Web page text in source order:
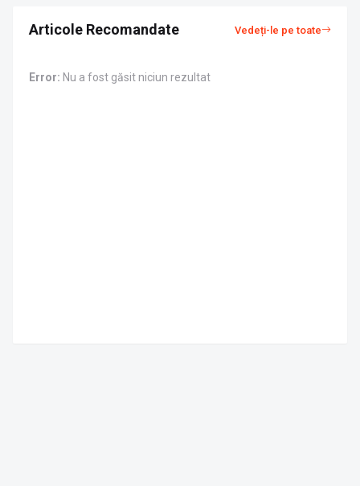
Articole Recomandate Vedeți-le pe toate
Error: Nu a fost găsit niciun rezultat